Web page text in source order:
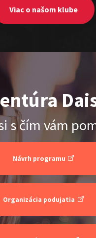
ŠOKO & LUKY
Show program
Šoko Tabaček
Lukáš
Viac o našom klube
s čím vám
Návrh programu
Organizácia podujatia